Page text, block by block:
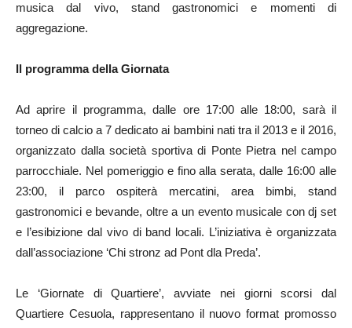
musica dal vivo, stand gastronomici e momenti di
aggregazione.
Il programma della Giornata
Ad aprire il programma, dalle ore 17:00 alle 18:00, sarà il
torneo di calcio a 7 dedicato ai bambini nati tra il 2013 e il 2016,
organizzato dalla società sportiva di Ponte Pietra nel campo
parrocchiale. Nel pomeriggio e fino alla serata, dalle 16:00 alle
23:00, il parco ospiterà mercatini, area bimbi, stand
gastronomici e bevande, oltre a un evento musicale con dj set
e l’esibizione dal vivo di band locali. L’iniziativa è organizzata
dall’associazione ‘Chi stronz ad Pont dla Preda’.
Le ‘Giornate di Quartiere’, avviate nei giorni scorsi dal
Quartiere Cesuola, rappresentano il nuovo format promosso